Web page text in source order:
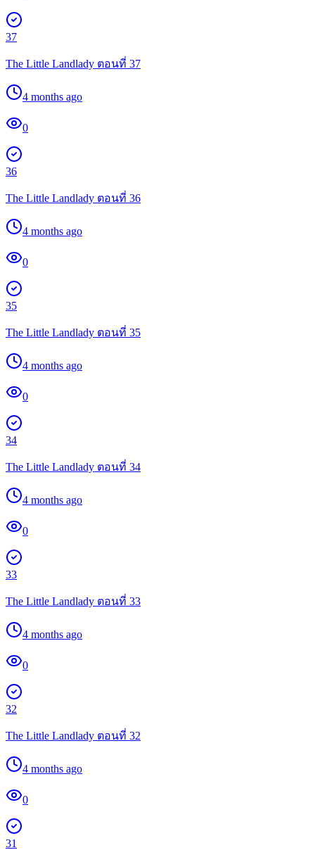
37
The Little Landlady ตอนที่ 37
4 months ago
0
36
The Little Landlady ตอนที่ 36
4 months ago
0
35
The Little Landlady ตอนที่ 35
4 months ago
0
34
The Little Landlady ตอนที่ 34
4 months ago
0
33
The Little Landlady ตอนที่ 33
4 months ago
0
32
The Little Landlady ตอนที่ 32
4 months ago
0
31